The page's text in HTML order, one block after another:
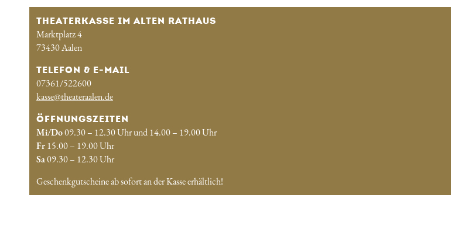
THEATERKASSE IM ALTEN RATHAUS
Marktplatz 4
73430 Aalen
TELEFON & E-MAIL
07361/522600
kasse@theateraalen.de
ÖFFNUNGSZEITEN
Mi/Do09.30 – 12.30 Uhr und 14.00 – 19.00 Uhr
Fr15.00 – 19.00 Uhr
Sa09.30 – 12.30 Uhr
Geschenkgutscheine ab sofort an der Kasse erhältlich!